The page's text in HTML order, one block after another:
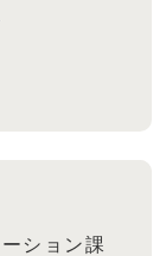
ション課